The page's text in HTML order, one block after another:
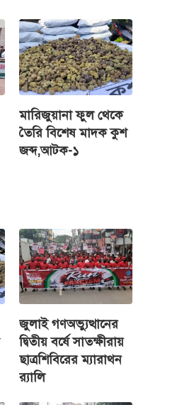
মারিজুয়ানা ফুল থেকে
তৈরি বিশেষ মাদক কুশ
জব্দ,আটক-১
জুলাই গণঅভ্যুত্থানের
দ্বিতীয় বর্ষে সাতক্ষীরায়
ছাত্রশিবিরের ম্যারাথন
র‌্যালি